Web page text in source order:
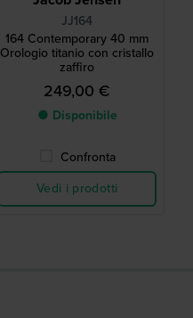
JJ164
164 Contemporary 40 mm
Orologio titanio con cristallo
zaffiro
249,00 €
● Disponibile
Confronta
Vedi i prodotti